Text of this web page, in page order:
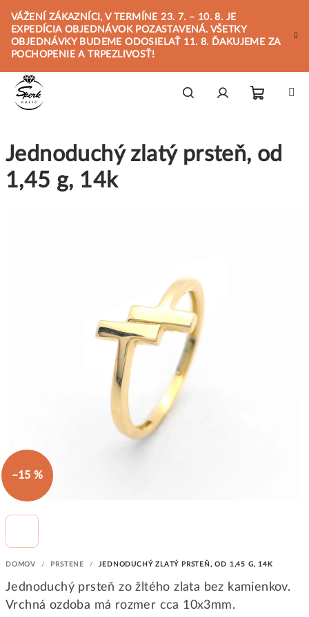
obsah
VÁŽENÍ ZÁKAZNÍCI, V TERMÍNE 23. 7. – 10. 8. JE
EXPEDÍCIA OBJEDNÁVOK POZASTAVENÁ. VŠETKY
OBJEDNÁVKY BUDEME ODOSIELAŤ 11. 8. ĎAKUJEME ZA
POCHOPENIE A TRPEZLIVOSŤ!
košík
DOMOV / PRSTENE / JEDNODUCHÝ ZLATÝ PRSTEŇ, OD 1,45 G, 14K
Jednoduchý prsteň zo žltého zlata bez kamienkov.
Vrchná ozdoba má rozmer cca 10x3mm.
Jednoduchý zlatý prsteň, od
1,45 g, 14k
–15 %